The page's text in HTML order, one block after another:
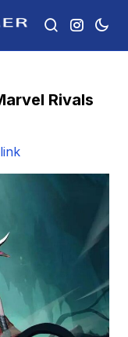
Rivals